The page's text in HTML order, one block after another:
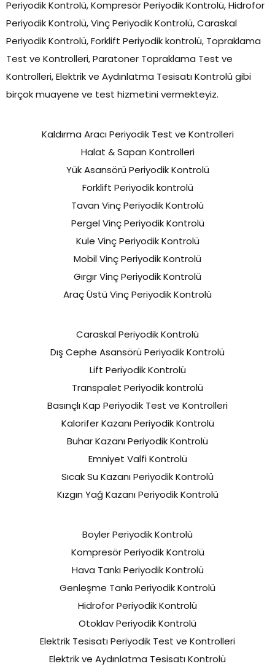
Periyodik Kontrolü, Kompresör Periyodik Kontrolü, Hidrofor
Periyodik Kontrolü, Vinç Periyodik Kontrolü, Caraskal
Periyodik Kontrolü, Forklift Periyodik kontrolü, Topraklama
Test ve Kontrolleri, Paratoner Topraklama Test ve
Kontrolleri, Elektrik ve Aydınlatma Tesisatı Kontrolü gibi
birçok muayene ve test hizmetini vermekteyiz.
Kaldırma Aracı Periyodik Test ve Kontrolleri
Halat & Sapan Kontrolleri
Yük Asansörü Periyodik Kontrolü
Forklift Periyodik kontrolü
Tavan Vinç Periyodik Kontrolü
Pergel Vinç Periyodik Kontrolü
Kule Vinç Periyodik Kontrolü
Mobil Vinç Periyodik Kontrolü
Gırgır Vinç Periyodik Kontrolü
Araç Üstü Vinç Periyodik Kontrolü
Caraskal Periyodik Kontrolü
Dış Cephe Asansörü Periyodik Kontrolü
Lift Periyodik Kontrolü
Transpalet Periyodik kontrolü
Basınçlı Kap Periyodik Test ve Kontrolleri
Kalorifer Kazanı Periyodik Kontrolü
Buhar Kazanı Periyodik Kontrolü
Emniyet Valfi Kontrolü
Sıcak Su Kazanı Periyodik Kontrolü
Kızgın Yağ Kazanı Periyodik Kontrolü
Boyler Periyodik Kontrolü
Kompresör Periyodik Kontrolü
Hava Tankı Periyodik Kontrolü
Genleşme Tankı Periyodik Kontrolü
Hidrofor Periyodik Kontrolü
Otoklav Periyodik Kontrolü
Elektrik Tesisatı Periyodik Test ve Kontrolleri
Elektrik ve Aydınlatma Tesisatı Kontrolü